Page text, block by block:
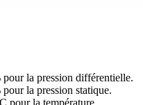
pour la pression différentielle.
la pression statique.
pour la température.